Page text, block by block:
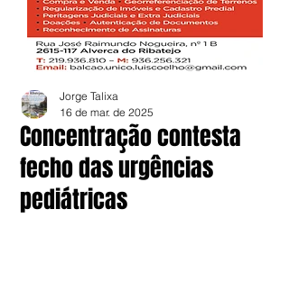
Concentração contesta
fecho das urgências
pediátricas
Jorge Talixa
16 de mar. de 2025